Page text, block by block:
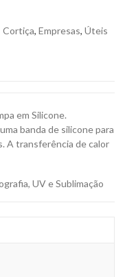
Cortiça, Empresas, Úteis
em Silicone.
banda de silicone para
A transferência de calor
UV e Sublimação